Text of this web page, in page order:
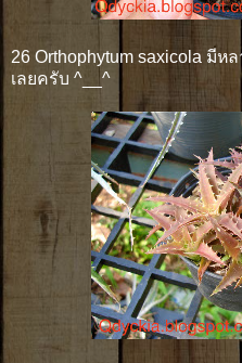
26 Orthophytum saxicola มี
เลยครับ ^__^